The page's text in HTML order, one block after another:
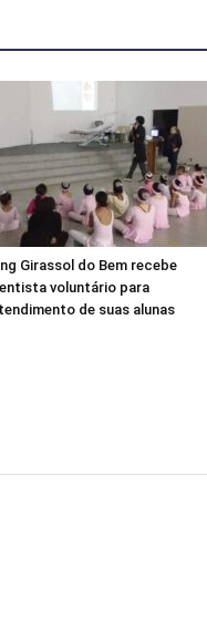
Girassol do Bem recebe
voluntário para
de suas alunas